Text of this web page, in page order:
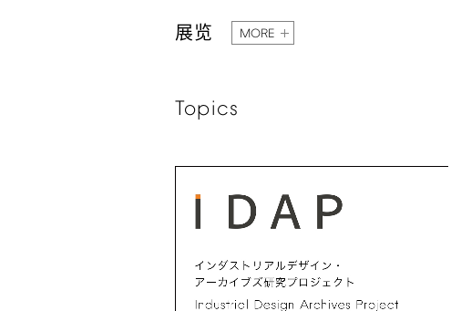
展览 MORE
Topics